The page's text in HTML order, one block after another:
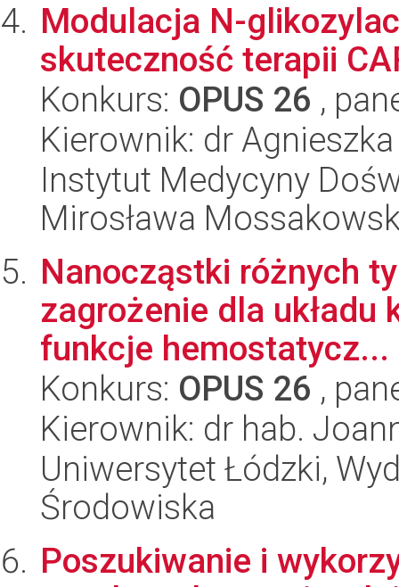
Modulacja N-
skuteczność terapii
Konkurs: OPUS 26 ,
Kierownik: dr
Instytut Medycyny
Mirosława
Nanocząstki różnych
zagrożenie dla układu
funkcje hemostatycz...
Konkurs: OPUS 26 ,
Kierownik: dr hab.
Uniwersytet Łódzki,
Środowiska
Poszukiwanie i